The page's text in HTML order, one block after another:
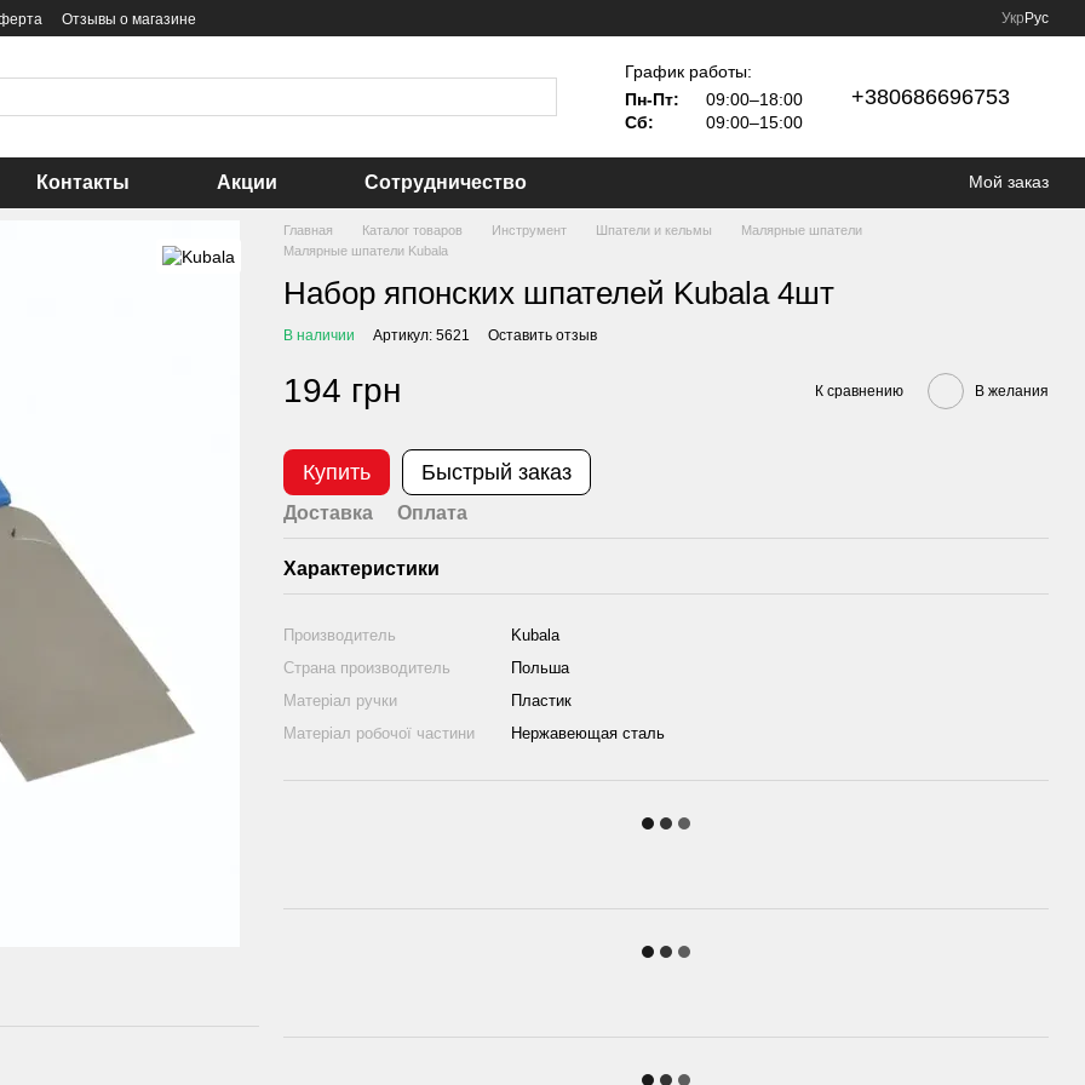
Отзывы о магазине Укр Рус
График работы:
Пн-Пт:
09:00–18:00
Сб:
09:00–15:00
+380686696753
Контакты Акции Сотрудничество Мой заказ
Главная Каталог товаров Инструмент Шпатели и кельмы
Малярные шпатели
Малярные шпатели Kubala
Набор японских шпателей Kubala 4шт
В наличии Артикул: 5621 Оставить отзыв
194 грн К сравнению В желания
Купить Быстрый заказ
Доставка Оплата
Характеристики
Производитель
Kubala
Страна производитель
Польша
Матеріал ручки
Пластик
Матеріал робочої частини
Нержавеющая сталь